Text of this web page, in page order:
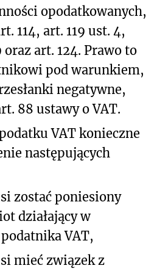
opodatkowanych,
114, art. 119 ust. 4,
oraz art. 124. Prawo to
pod warunkiem,
negatywne,
88 ustawy o VAT.
VAT konieczne
następujących
zostać poniesiony
działający w
VAT,
mieć związek z